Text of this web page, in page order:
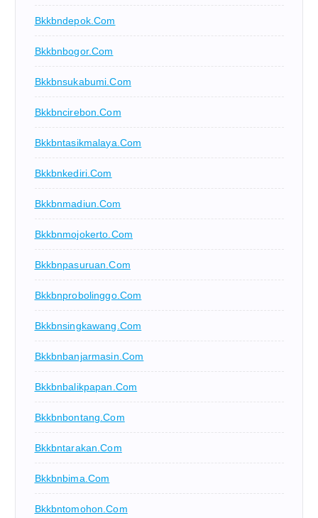
Bkkbndepok.com
Bkkbnbogor.com
Bkkbnsukabumi.com
Bkkbncirebon.com
Bkkbntasikmalaya.com
Bkkbnkediri.com
Bkkbnmadiun.com
Bkkbnmojokerto.com
Bkkbnpasuruan.com
Bkkbnprobolinggo.com
Bkkbnsingkawang.com
Bkkbnbanjarmasin.com
Bkkbnbalikpapan.com
Bkkbnbontang.com
Bkkbntarakan.com
Bkkbnbima.com
Bkkbntomohon.com